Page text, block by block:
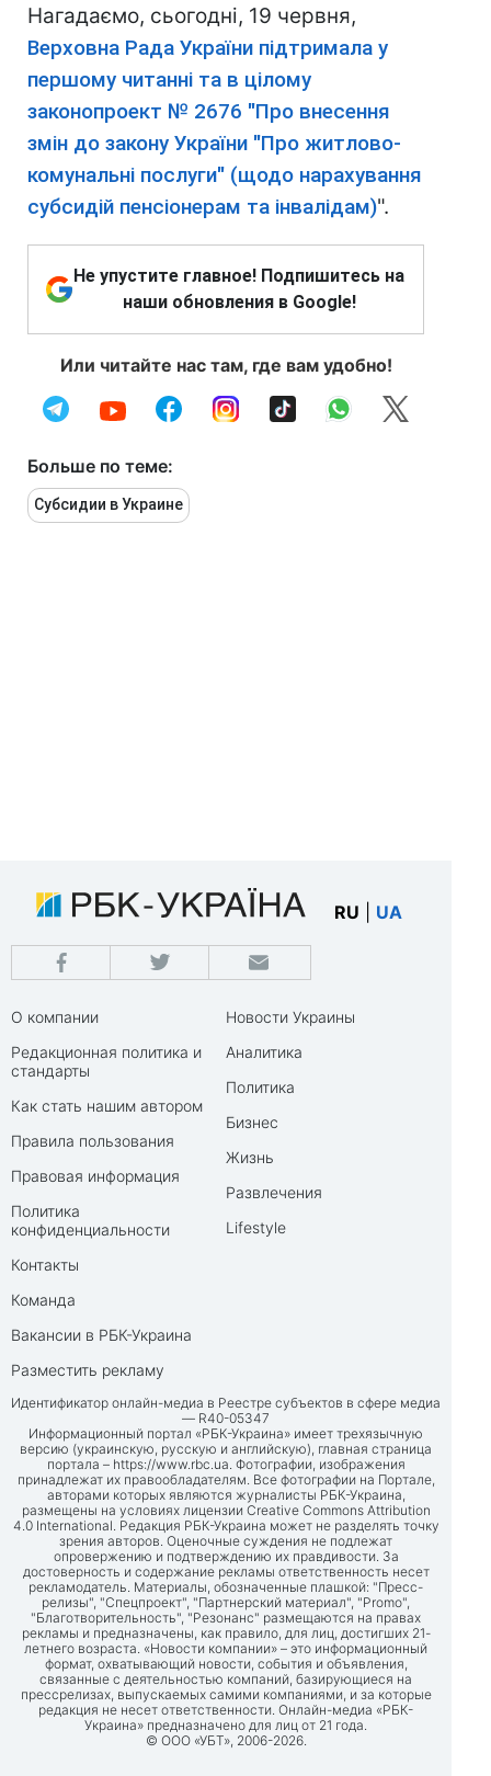
Нагадаємо, сьогодні, 19 червня,
Верховна Рада України підтримала у
першому читанні та в цілому
законопроект № 2676 "Про внесення
змін до закону України "Про житлово-
комунальні послуги" (щодо нарахування
субсидій пенсіонерам та інвалідам)".
Не упустите главное! Подпишитесь на
наши обновления в Google!
Или читайте нас там, где вам удобно!
Больше по теме:
Субсидии в Украине
RU UA
О компании
Редакционная политика и
стандарты
Как стать нашим автором
Правила пользования
Правовая информация
Политика
конфиденциальности
Контакты
Команда
Вакансии в РБК-Украина
Разместить рекламу
Новости Украины
Аналитика
Политика
Бизнес
Жизнь
Развлечения
Lifestyle
Идентификатор онлайн-медиа в Реестре субъектов в сфере медиа
— R40-05347
Информационный портал «РБК-Украина» имеет трехязычную
версию (украинскую, русскую и английскую), главная страница
портала – https://www.rbc.ua. Фотографии, изображения
принадлежат их правообладателям. Все фотографии на Портале,
авторами которых являются журналисты РБК-Украина,
размещены на условиях лицензии Creative Commons Attribution
4.0 International. Редакция РБК-Украина может не разделять точку
зрения авторов. Оценочные суждения не подлежат
опровержению и подтверждению их правдивости. За
достоверность и содержание рекламы ответственность несет
рекламодатель. Материалы, обозначенные плашкой: "Пресс-
релизы", "Спецпроект", "Партнерский материал", "Promo",
"Благотворительность", "Резонанс" размещаются на правах
рекламы и предназначены, как правило, для лиц, достигших 21-
летнего возраста. «Новости компании» – это информационный
формат, охватывающий новости, события и объявления,
связанные с деятельностью компаний, базирующиеся на
прессрелизах, выпускаемых самими компаниями, и за которые
редакция не несет ответственности. Онлайн-медиа «РБК-
Украина» предназначено для лиц от 21 года.
© ООО «УБТ», 2006-2026.